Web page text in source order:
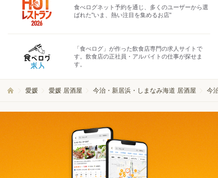
食べログネット予約を通じ、多くのユーザーから選
ばれた"いま、熱い注目を集めるお店"
「食べログ」が作った飲食店専門の求人サイトで
す。飲食店の正社員・アルバイトの仕事が探せま
す。
愛媛 愛媛 居酒屋 今治・新居浜・しまなみ海道 居酒屋 今